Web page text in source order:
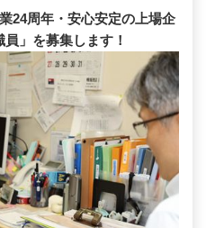
24周年・安心安定の上場企
」を募集します！